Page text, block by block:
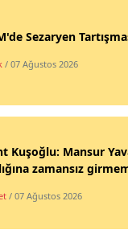
Sezaryen
/ 07 Ağustos 2026
Kuşoğlu: Mansur
zamansız
/ 07 Ağustos 2026